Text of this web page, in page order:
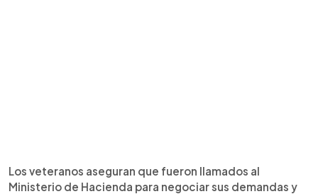
Los veteranos aseguran que fueron llamados al
Ministerio de Hacienda para negociar sus demandas y